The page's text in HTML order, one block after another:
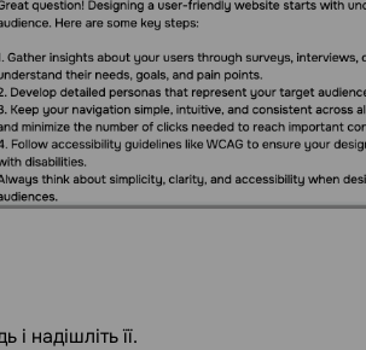
надішліть її.